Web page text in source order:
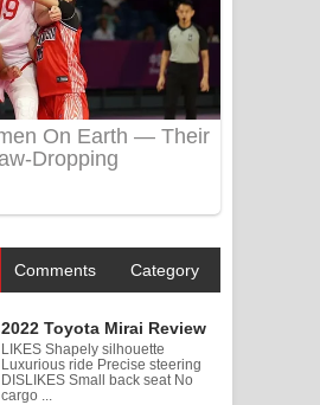
Comments Category
2022 Toyota Mirai Review
LIKES Shapely silhouette
Luxurious ride Precise steering
DISLIKES Small back seat No
cargo ...